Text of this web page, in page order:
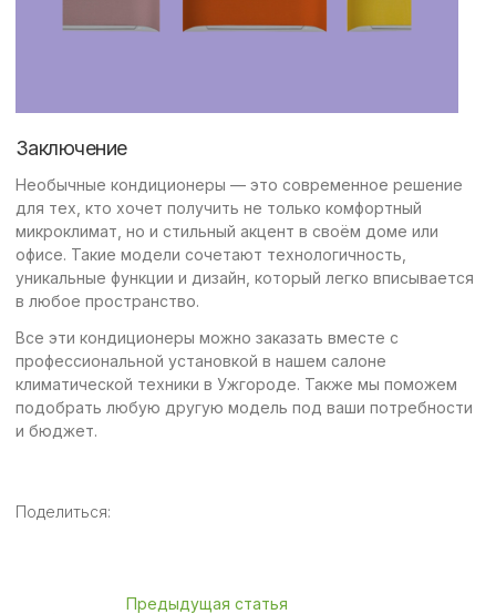
Заключение
Необычные кондиционеры — это современное решение
для тех, кто хочет получить не только комфортный
микроклимат, но и стильный акцент в своём доме или
офисе. Такие модели сочетают технологичность,
уникальные функции и дизайн, который легко вписывается
в любое пространство.
Все эти кондиционеры можно заказать вместе с
профессиональной установкой в нашем салоне
климатической техники в Ужгороде. Также мы поможем
подобрать любую другую модель под ваши потребности
и бюджет.
Поделиться:
Предыдущая статья